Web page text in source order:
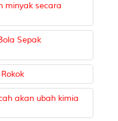
minyak secara
Sepak
akan ubah kimia